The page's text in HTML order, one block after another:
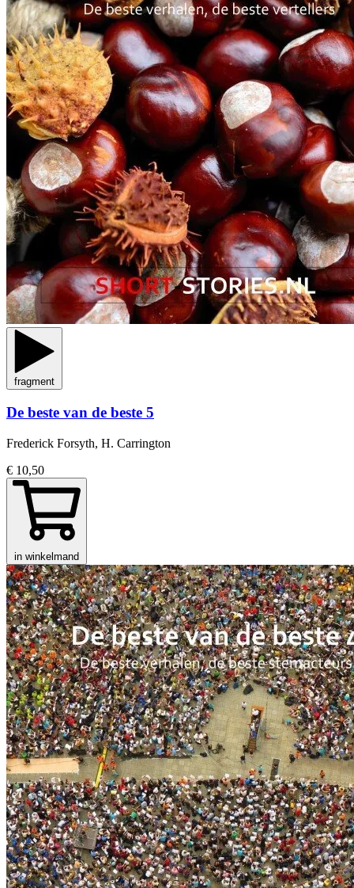
fragment
De beste van de beste 5
Frederick Forsyth, H. Carrington
€ 10,50
in winkelmand